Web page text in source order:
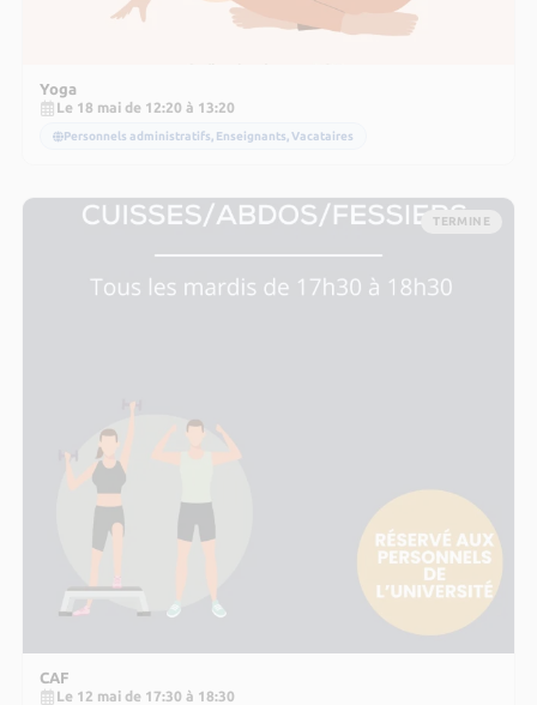
Yoga
Le 18 mai de 12:20 à 13:20
Personnels administratifs, Enseignants, Vacataires
TERMINE
CAF
Le 12 mai de 17:30 à 18:30